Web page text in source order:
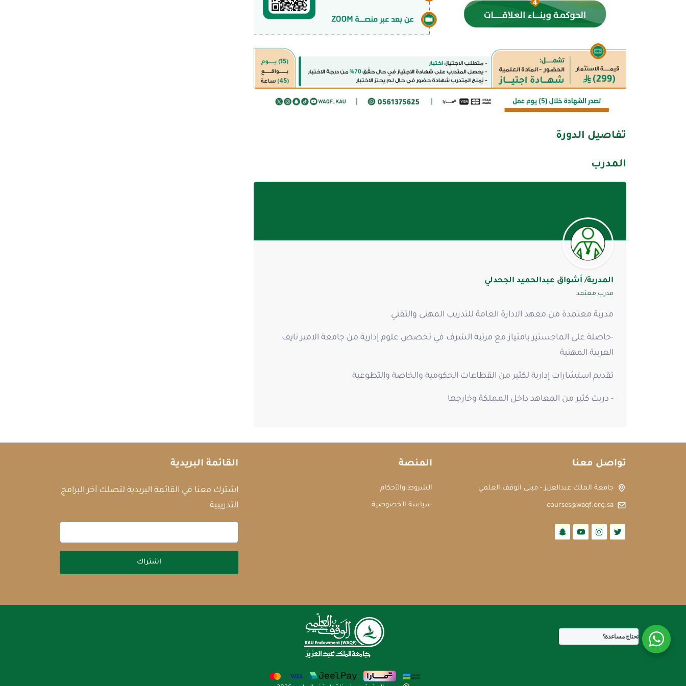
تفاصيل الدورة
المدرب
المدربة/ أشواق عبدالحميد الجحدلي
مدرب معتمد
مدربة معتمدة من معهد الادارة العامة للتدريب المهنى والتقني
-حاصلة على الماجستير بامتياز مع مرتبة الشرف في تخصص علوم إدارية من جامعة الامير نايف
العربية المهنية
تقديم استشارات إدارية لكثير من القطاعات الحكومية والخاصة والتطوعية
- دربت كثير من المعاهد داخل المملكة وخارجها
تحتاج مساعدة؟
تواصل معنا
جامعة الملك عبدالعزيز - مبنى الوقف العلمي
courses@waqf.org.sa
المنصة
الشروط والأحكام
سياسة الخصوصية
القائمة البريدية
اشترك معنا في القائمة البريدية لتصلك آخر البرامج
التدريبية
اشتراك